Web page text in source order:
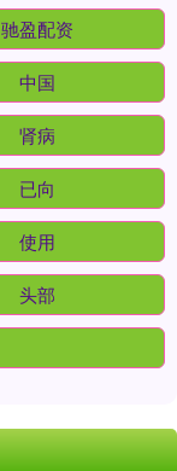
驰盈配资
中国
肾病
已向
使用
头部